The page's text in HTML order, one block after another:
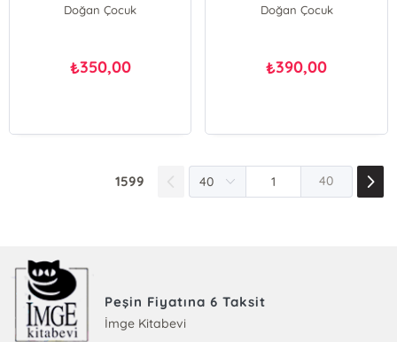
Doğan Çocuk
₺350,00
Doğan Çocuk
₺390,00
1599 40
Peşin Fiyatına 6 Taksit
İmge Kitabevi